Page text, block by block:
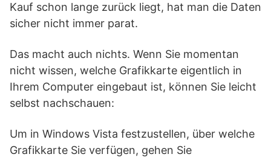
Kauf schon lange zurück liegt, hat man die Daten
sicher nicht immer parat.
Das macht auch nichts. Wenn Sie momentan
nicht wissen, welche Grafikkarte eigentlich in
Ihrem Computer eingebaut ist, können Sie leicht
selbst nachschauen:
Um in Windows Vista festzustellen, über welche
Grafikkarte Sie verfügen, gehen Sie